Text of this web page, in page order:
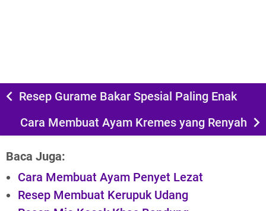
Resep Gurame Bakar Spesial Paling Enak
Cara Membuat Ayam Kremes yang Renyah
Baca Juga:
Cara Membuat Ayam Penyet Lezat
Resep Membuat Kerupuk Udang